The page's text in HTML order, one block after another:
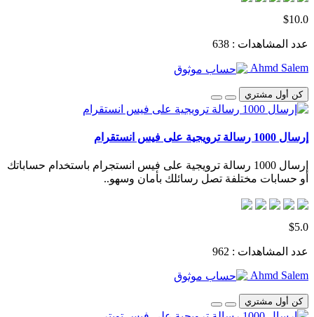
$10.0
عدد المشاهدات : 638
Ahmd Salem
كن أول مشتري
إرسال 1000 رسالة ترويجية على فيس انستقرام
إرسال 1000 رسالة ترويجية على فيس انستجرام باستخدام حساباتك
أو حسابات مختلفة تصل رسائلك بأمان وسهو..
$5.0
عدد المشاهدات : 962
Ahmd Salem
كن أول مشتري